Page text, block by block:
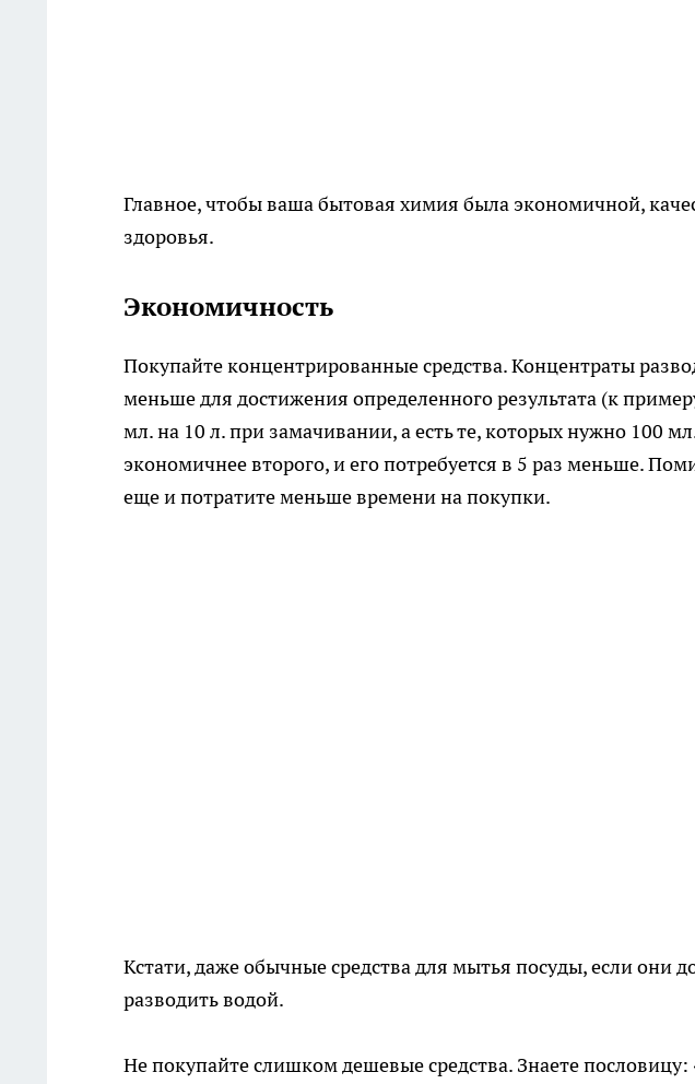
Главное, чтобы ваша бытовая химия была экономичной,
здоровья.
Экономичность
Покупайте концентрированные средства. Концентраты
меньше для достижения определенного результата (к
мл. на 10 л. при замачивании, а есть те, которых нужно 100
экономичнее второго, и его потребуется в 5 раз меньше.
еще и потратите меньше времени на покупки.
Кстати, даже обычные средства для мытья посуды, если они
разводить водой.
Не покупайте слишком дешевые средства. Знаете